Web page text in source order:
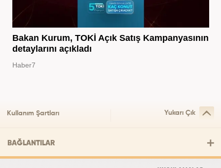
Bakan Kurum, TOKİ Açık Satış Kampanyasının
detaylarını açıkladı
Haber7
Kullanım Şartları Yukarı Çık
BAĞLANTILAR